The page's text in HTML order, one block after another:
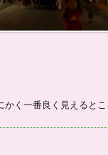
く一番良く見えるとこ